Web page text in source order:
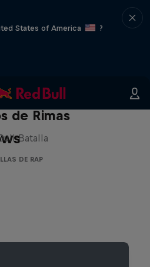
States of America
?
Nueva Historia:
de Rimas
Batalla
DE RAP